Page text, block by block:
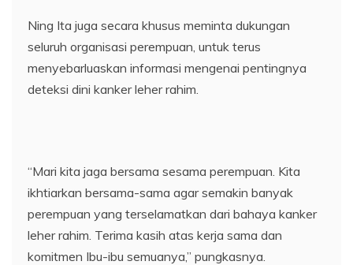
Ning Ita juga secara khusus meminta dukungan
seluruh organisasi perempuan, untuk terus
menyebarluaskan informasi mengenai pentingnya
deteksi dini kanker leher rahim.
“Mari kita jaga bersama sesama perempuan. Kita
ikhtiarkan bersama-sama agar semakin banyak
perempuan yang terselamatkan dari bahaya kanker
leher rahim. Terima kasih atas kerja sama dan
komitmen Ibu-ibu semuanya,” pungkasnya.